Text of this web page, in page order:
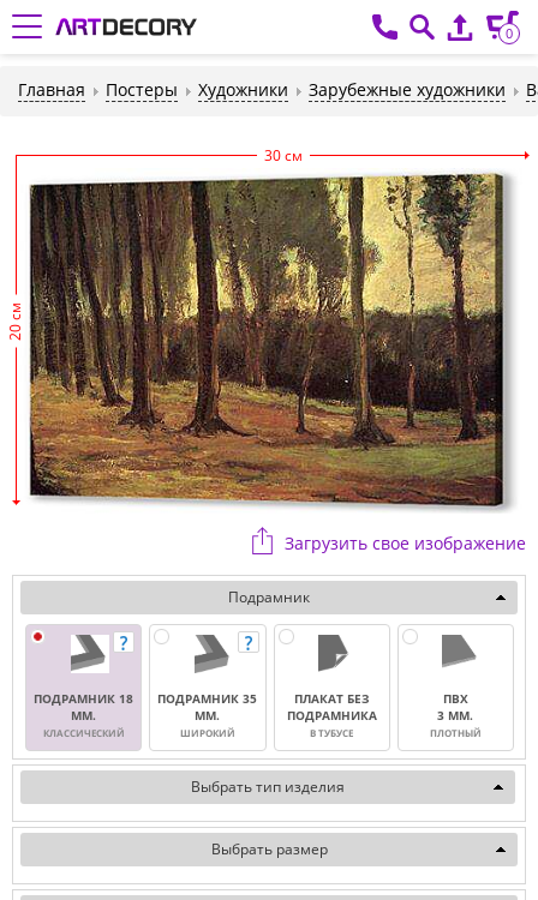
0
Главная Постеры Художники Зарубежные художники
30 см
20 см
Загрузить свое изображение
Подрамник
ПОДРАМНИК 18
ММ.
КЛАССИЧЕСКИЙ
ПОДРАМНИК 35
ММ.
ШИРОКИЙ
ПЛАКАТ БЕЗ
ПОДРАМНИКА
В ТУБУСЕ
ПВХ
3 ММ.
ПЛОТНЫЙ
Выбрать тип изделия
Выбрать размер